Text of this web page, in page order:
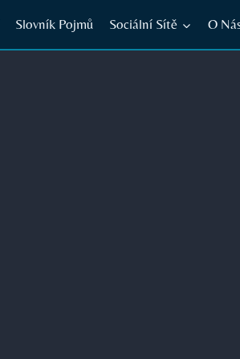
Slovník Pojmů Sociální Sítě O